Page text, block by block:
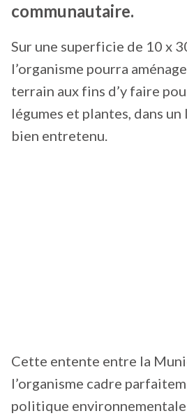
communautaire.
Sur une superficie de 10 x
l’organisme pourra
terrain aux fins d’y faire
légumes et plantes, dans
bien entretenu.
Cette entente entre la
l’organisme cadre
politique environnementale